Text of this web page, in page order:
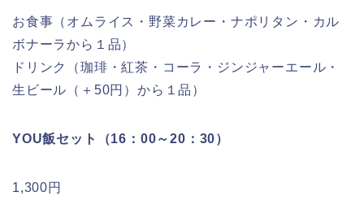
お食事（オムライス・野菜カレー・ナポリタン・カル
ボナーラから１品）
ドリンク（珈琲・紅茶・コーラ・ジンジャーエール・
生ビール（＋50円）から１品）
YOU飯セット（16：00～20：30）
1,300円